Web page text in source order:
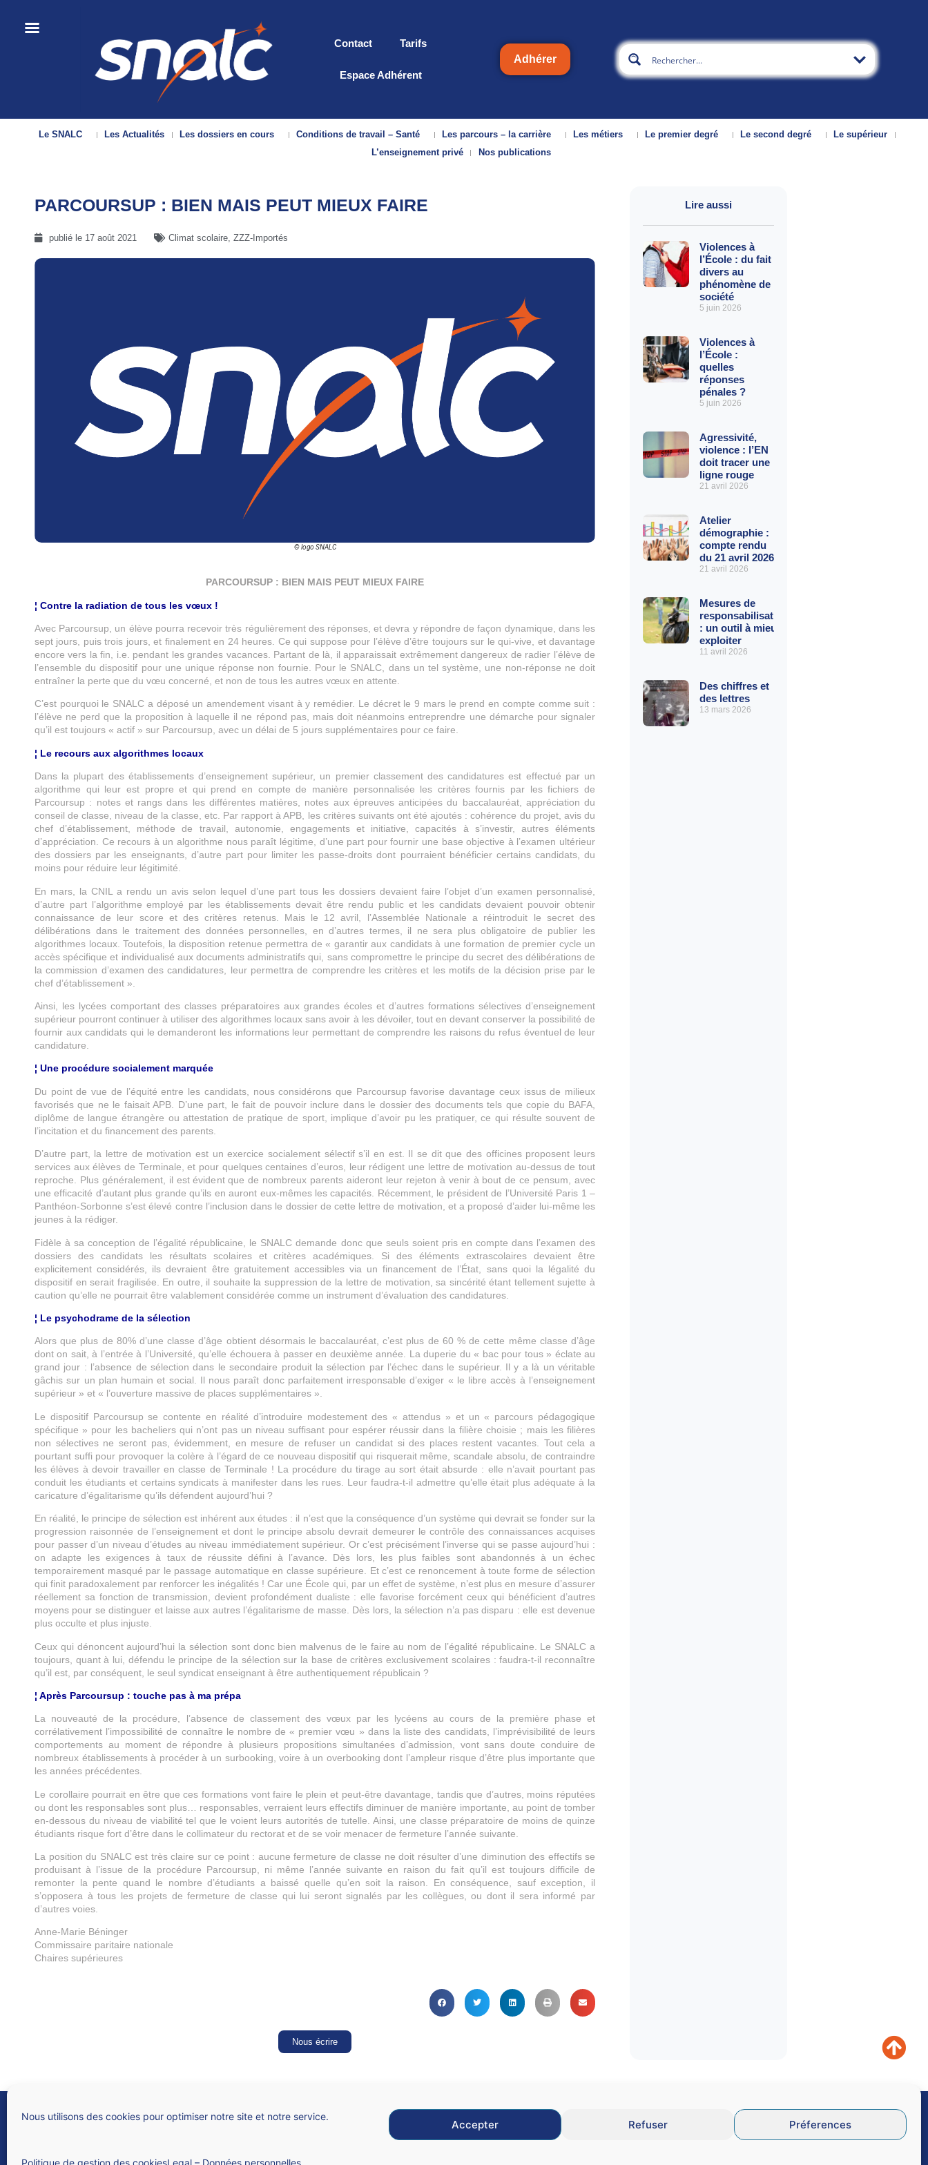
Nous utilisons des cookies pour optimiser notre site et notre service.
Accepter Refuser Préferences
Politique de gestion des cookiesLegal – Données personnelles
Contact Tarifs
Espace Adhérent
Adhérer
Le SNALC Les Actualités Les dossiers en cours Conditions de travail – Santé Les parcours – la carrière Les métiers Le premier degré Le second degré
Le supérieur
L’enseignement privé
Nos publications
PARCOURSUP : BIEN MAIS PEUT MIEUX FAIRE
publié le 17 août 2021 Climat scolaire, ZZZ-Importés
© logo SNALC
PARCOURSUP : BIEN MAIS PEUT MIEUX FAIRE
¦ Contre la radiation de tous les vœux !
Avec Parcoursup, un élève pourra recevoir très régulièrement des réponses, et devra y répondre de façon dynamique, dans les
sept jours, puis trois jours, et finalement en 24 heures. Ce qui suppose pour l’élève d’être toujours sur le qui-vive, et davantage
encore vers la fin, i.e. pendant les grandes vacances. Partant de là, il apparaissait extrêmement dangereux de radier l’élève de
l’ensemble du dispositif pour une unique réponse non fournie. Pour le SNALC, dans un tel système, une non-réponse ne doit
entraîner la perte que du vœu concerné, et non de tous les autres vœux en attente.
C’est pourquoi le SNALC a déposé un amendement visant à y remédier. Le décret le 9 mars le prend en compte comme suit :
l’élève ne perd que la proposition à laquelle il ne répond pas, mais doit néanmoins entreprendre une démarche pour signaler
qu’il est toujours « actif » sur Parcoursup, avec un délai de 5 jours supplémentaires pour ce faire.
¦ Le recours aux algorithmes locaux
Dans la plupart des établissements d’enseignement supérieur, un premier classement des candidatures est effectué par un
algorithme qui leur est propre et qui prend en compte de manière personnalisée les critères fournis par les fichiers de
Parcoursup : notes et rangs dans les différentes matières, notes aux épreuves anticipées du baccalauréat, appréciation du
conseil de classe, niveau de la classe, etc. Par rapport à APB, les critères suivants ont été ajoutés : cohérence du projet, avis du
chef d’établissement, méthode de travail, autonomie, engagements et initiative, capacités à s’investir, autres éléments
d’appréciation. Ce recours à un algorithme nous paraît légitime, d’une part pour fournir une base objective à l’examen ultérieur
des dossiers par les enseignants, d’autre part pour limiter les passe-droits dont pourraient bénéficier certains candidats, du
moins pour réduire leur légitimité.
En mars, la CNIL a rendu un avis selon lequel d’une part tous les dossiers devaient faire l’objet d’un examen personnalisé,
d’autre part l’algorithme employé par les établissements devait être rendu public et les candidats devaient pouvoir obtenir
connaissance de leur score et des critères retenus. Mais le 12 avril, l’Assemblée Nationale a réintroduit le secret des
délibérations dans le traitement des données personnelles, en d’autres termes, il ne sera plus obligatoire de publier les
algorithmes locaux. Toutefois, la disposition retenue permettra de « garantir aux candidats à une formation de premier cycle un
accès spécifique et individualisé aux documents administratifs qui, sans compromettre le principe du secret des délibérations de
la commission d’examen des candidatures, leur permettra de comprendre les critères et les motifs de la décision prise par le
chef d’établissement ».
Ainsi, les lycées comportant des classes préparatoires aux grandes écoles et d’autres formations sélectives d’enseignement
supérieur pourront continuer à utiliser des algorithmes locaux sans avoir à les dévoiler, tout en devant conserver la possibilité de
fournir aux candidats qui le demanderont les informations leur permettant de comprendre les raisons du refus éventuel de leur
candidature.
¦ Une procédure socialement marquée
Du point de vue de l’équité entre les candidats, nous considérons que Parcoursup favorise davantage ceux issus de milieux
favorisés que ne le faisait APB. D’une part, le fait de pouvoir inclure dans le dossier des documents tels que copie du BAFA,
diplôme de langue étrangère ou attestation de pratique de sport, implique d’avoir pu les pratiquer, ce qui résulte souvent de
l’incitation et du financement des parents.
D’autre part, la lettre de motivation est un exercice socialement sélectif s’il en est. Il se dit que des officines proposent leurs
services aux élèves de Terminale, et pour quelques centaines d’euros, leur rédigent une lettre de motivation au-dessus de tout
reproche. Plus généralement, il est évident que de nombreux parents aideront leur rejeton à venir à bout de ce pensum, avec
une efficacité d’autant plus grande qu’ils en auront eux-mêmes les capacités. Récemment, le président de l’Université Paris 1 –
Panthéon-Sorbonne s’est élevé contre l’inclusion dans le dossier de cette lettre de motivation, et a proposé d’aider lui-même les
jeunes à la rédiger.
Fidèle à sa conception de l’égalité républicaine, le SNALC demande donc que seuls soient pris en compte dans l’examen des
dossiers des candidats les résultats scolaires et critères académiques. Si des éléments extrascolaires devaient être
explicitement considérés, ils devraient être gratuitement accessibles via un financement de l’État, sans quoi la légalité du
dispositif en serait fragilisée. En outre, il souhaite la suppression de la lettre de motivation, sa sincérité étant tellement sujette à
caution qu’elle ne pourrait être valablement considérée comme un instrument d’évaluation des candidatures.
¦ Le psychodrame de la sélection
Alors que plus de 80% d’une classe d’âge obtient désormais le baccalauréat, c’est plus de 60 % de cette même classe d’âge
dont on sait, à l’entrée à l’Université, qu’elle échouera à passer en deuxième année. La duperie du « bac pour tous » éclate au
grand jour : l’absence de sélection dans le secondaire produit la sélection par l’échec dans le supérieur. Il y a là un véritable
gâchis sur un plan humain et social. Il nous paraît donc parfaitement irresponsable d’exiger « le libre accès à l’enseignement
supérieur » et « l’ouverture massive de places supplémentaires ».
Le dispositif Parcoursup se contente en réalité d’introduire modestement des « attendus » et un « parcours pédagogique
spécifique » pour les bacheliers qui n’ont pas un niveau suffisant pour espérer réussir dans la filière choisie ; mais les filières
non sélectives ne seront pas, évidemment, en mesure de refuser un candidat si des places restent vacantes. Tout cela a
pourtant suffi pour provoquer la colère à l’égard de ce nouveau dispositif qui risquerait même, scandale absolu, de contraindre
les élèves à devoir travailler en classe de Terminale ! La procédure du tirage au sort était absurde : elle n’avait pourtant pas
conduit les étudiants et certains syndicats à manifester dans les rues. Leur faudra-t-il admettre qu’elle était plus adéquate à la
caricature d’égalitarisme qu’ils défendent aujourd’hui ?
En réalité, le principe de sélection est inhérent aux études : il n’est que la conséquence d’un système qui devrait se fonder sur la
progression raisonnée de l’enseignement et dont le principe absolu devrait demeurer le contrôle des connaissances acquises
pour passer d’un niveau d’études au niveau immédiatement supérieur. Or c’est précisément l’inverse qui se passe aujourd’hui :
on adapte les exigences à taux de réussite défini à l’avance. Dès lors, les plus faibles sont abandonnés à un échec
temporairement masqué par le passage automatique en classe supérieure. Et c’est ce renoncement à toute forme de sélection
qui finit paradoxalement par renforcer les inégalités ! Car une École qui, par un effet de système, n’est plus en mesure d’assurer
réellement sa fonction de transmission, devient profondément dualiste : elle favorise forcément ceux qui bénéficient d’autres
moyens pour se distinguer et laisse aux autres l’égalitarisme de masse. Dès lors, la sélection n’a pas disparu : elle est devenue
plus occulte et plus injuste.
Ceux qui dénoncent aujourd’hui la sélection sont donc bien malvenus de le faire au nom de l’égalité républicaine. Le SNALC a
toujours, quant à lui, défendu le principe de la sélection sur la base de critères exclusivement scolaires : faudra-t-il reconnaître
qu’il est, par conséquent, le seul syndicat enseignant à être authentiquement républicain ?
¦ Après Parcoursup : touche pas à ma prépa
La nouveauté de la procédure, l’absence de classement des vœux par les lycéens au cours de la première phase et
corrélativement l’impossibilité de connaître le nombre de « premier vœu » dans la liste des candidats, l’imprévisibilité de leurs
comportements au moment de répondre à plusieurs propositions simultanées d’admission, vont sans doute conduire de
nombreux établissements à procéder à un surbooking, voire à un overbooking dont l’ampleur risque d’être plus importante que
les années précédentes.
Le corollaire pourrait en être que ces formations vont faire le plein et peut-être davantage, tandis que d’autres, moins réputées
ou dont les responsables sont plus… responsables, verraient leurs effectifs diminuer de manière importante, au point de tomber
en-dessous du niveau de viabilité tel que le voient leurs autorités de tutelle. Ainsi, une classe préparatoire de moins de quinze
étudiants risque fort d’être dans le collimateur du rectorat et de se voir menacer de fermeture l’année suivante.
La position du SNALC est très claire sur ce point : aucune fermeture de classe ne doit résulter d’une diminution des effectifs se
produisant à l’issue de la procédure Parcoursup, ni même l’année suivante en raison du fait qu’il est toujours difficile de
remonter la pente quand le nombre d’étudiants a baissé quelle qu’en soit la raison. En conséquence, sauf exception, il
s’opposera à tous les projets de fermeture de classe qui lui seront signalés par les collègues, ou dont il sera informé par
d’autres voies.
Anne-Marie Béninger
Commissaire paritaire nationale
Chaires supérieures
Nous écrire
Lire aussi
Violences à
l’École : du fait
divers au
phénomène de
société
5 juin 2026
Violences à
l’École :
quelles
réponses
pénales ?
5 juin 2026
Agressivité,
violence : l’EN
doit tracer une
ligne rouge
21 avril 2026
Atelier
démographie :
compte rendu
du 21 avril 2026
21 avril 2026
Mesures de
responsabilisation
: un outil à mieux
exploiter
11 avril 2026
Des chiffres et
des lettres
13 mars 2026
Syndicat national des lycées, collèges, écoles et du supérieur
4 rue de Trévise – 75009 PARIS